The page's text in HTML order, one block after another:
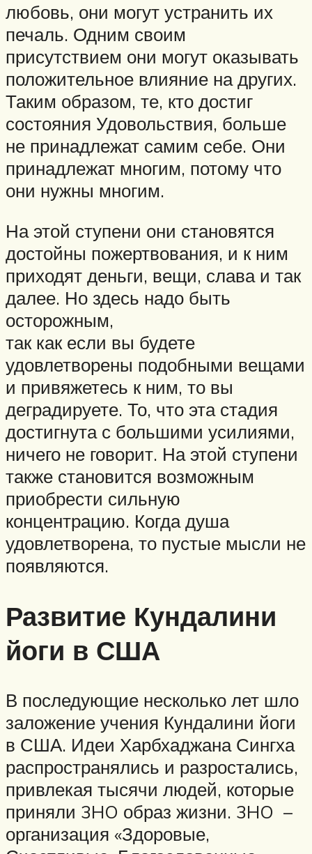
любовь, они могут устранить их
печаль. Одним своим
присутствием они могут оказывать
положительное влияние на других.
Таким образом, те, кто достиг
состояния Удовольствия, больше
не принадлежат самим себе. Они
принадлежат многим, потому что
они нужны многим.
На этой ступени они становятся
достойны пожертвования, и к ним
приходят деньги, вещи, слава и так
далее. Но здесь надо быть
осторожным,
так как если вы будете
удовлетворены подобными вещами
и привяжетесь к ним, то вы
деградируете. То, что эта стадия
достигнута с большими усилиями,
ничего не говорит. На этой ступени
также становится возможным
приобрести сильную
концентрацию. Когда душа
удовлетворена, то пустые мысли не
появляются.
Развитие Кундалини
йоги в США
В последующие несколько лет шло
заложение учения Кундалини йоги
в США. Идеи Харбхаджана Сингха
распространялись и разростались,
привлекая тысячи людей, которые
приняли 3HO образ жизни. 3HO –
организация «Здоровые,